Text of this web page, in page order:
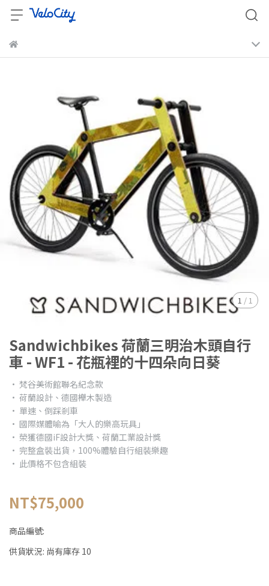
1 / 1
Sandwichbikes 荷蘭三明治木頭自行
車 - WF1 - 花瓶裡的十四朵向日葵
• 梵谷美術館聯名紀念款
• 荷蘭設計、德國櫸木製造
• 單速、倒踩剎車
• 國際媒體喻為「大人的樂高玩具」
• 榮獲德國iF設計大獎、荷蘭工業設計獎
• 完整盒裝出貨，100%體驗自行組裝樂趣
• 此價格不包含組裝
NT$75,000
商品編號:
供貨狀況: 尚有庫存 10